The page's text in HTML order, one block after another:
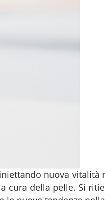
nuova vitalità
cura della pelle. Si